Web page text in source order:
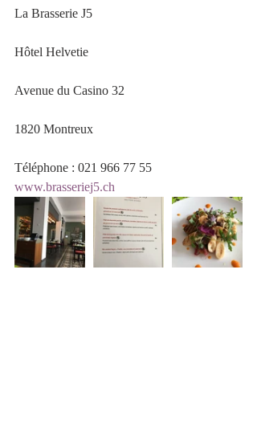
La Brasserie J5
Hôtel Helvetie
Avenue du Casino 32
1820 Montreux
Téléphone : 021 966 77 55
www.brasseriej5.ch